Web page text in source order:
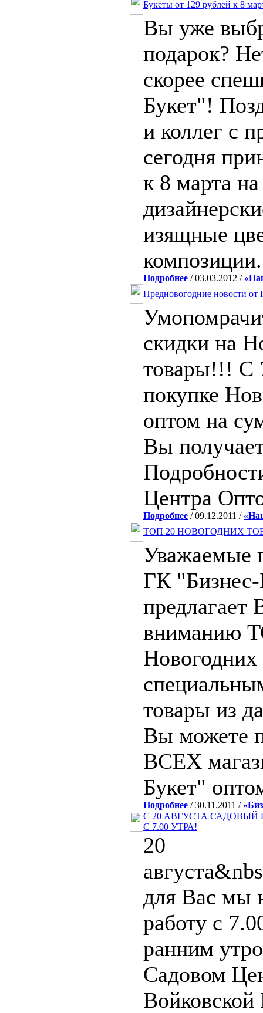
Букеты от 129 рублей к 8
Вы уже
подарок?
скорее
Букет"!
и коллег с
сегодня
к 8 марта
изящные
композиции.
Подробнее / 03.03.2012 /
Предновогодние новости от
скидки на
товары!!! C
покупке
оптом на
Вы
Центра
Подробнее / 09.12.2011 /
ТОП 20 НОВОГОДНИХ
Уважаемые
ГК "Бизнес-
предлагает
вниманию
Новогодних
товары из
Вы можете
ВСЕХ
Букет"
Подробнее / 30.11.2011 /
С 20 АВГУСТА
С 7.00 УТРА!
20
для Вас мы
работу с
ранним
Садовом